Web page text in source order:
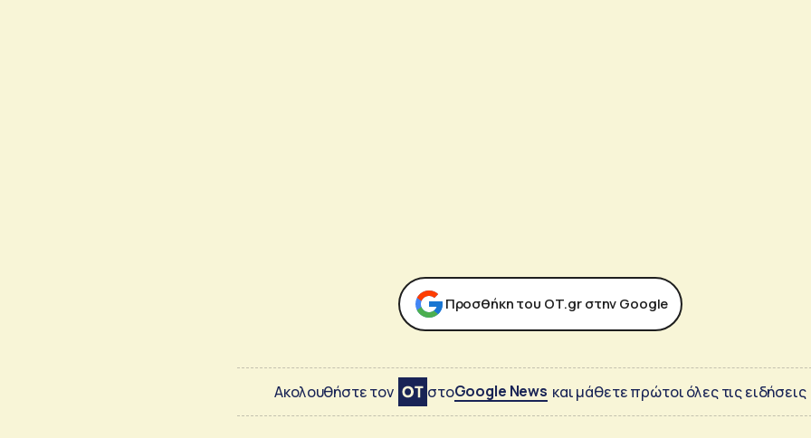
Προσθήκη του ΟΤ.gr στην Google
Ακολουθήστε τον στοGoogle News και μάθετε πρώτοι όλες τις ειδήσεις